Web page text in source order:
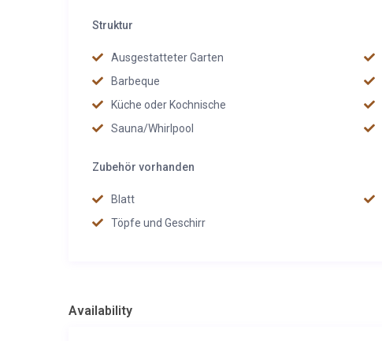
Struktur
Ausgestatteter Garten
Barbeque
Küche oder Kochnische
Sauna/Whirlpool
Zubehör vorhanden
Blatt
Töpfe und Geschirr
Availability